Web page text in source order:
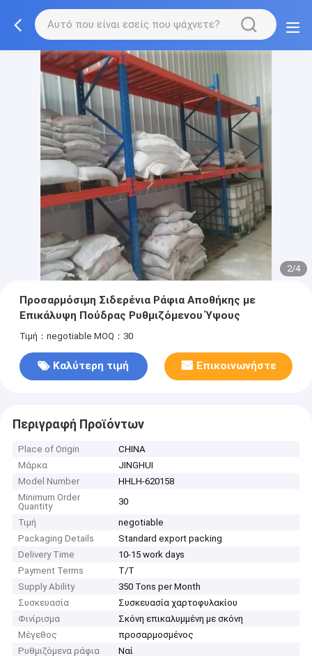
2/4
Προσαρμόσιμη Σιδερένια Ράφια Αποθήκης με
Επικάλυψη Πούδρας Ρυθμιζόμενου Ύψους
Τιμή：negotiable MOQ：30
Καλύτερη τιμή Επικοινωνήστε
Περιγραφή Προϊόντων
Place of Origin
CHINA
Μάρκα
JINGHUI
Model Number
HHLH-620158
Minimum Order
Quantity
30
Τιμή
negotiable
Packaging Details
Standard export packing
Delivery Time
10-15 work days
Payment Terms
T/T
Supply Ability
350 Tons per Month
Συσκευασία
Συσκευασία χαρτοφυλακίου
Φινίρισμα
Σκόνη επικαλυμμένη με σκόνη
Μέγεθος
προσαρμοσμένος
Ρυθμιζόμενα ράφια
Ναί